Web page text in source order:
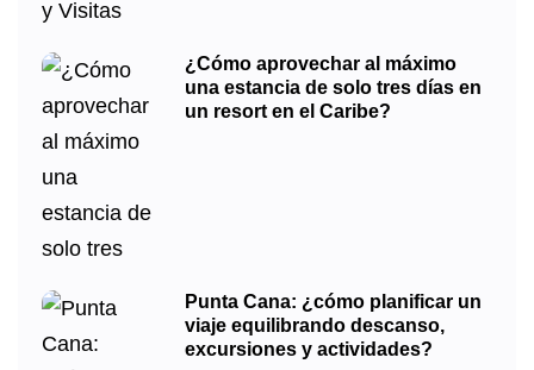
¿Cómo aprovechar al máximo
una estancia de solo tres días en
un resort en el Caribe?
Punta Cana: ¿cómo planificar un
viaje equilibrando descanso,
excursiones y actividades?